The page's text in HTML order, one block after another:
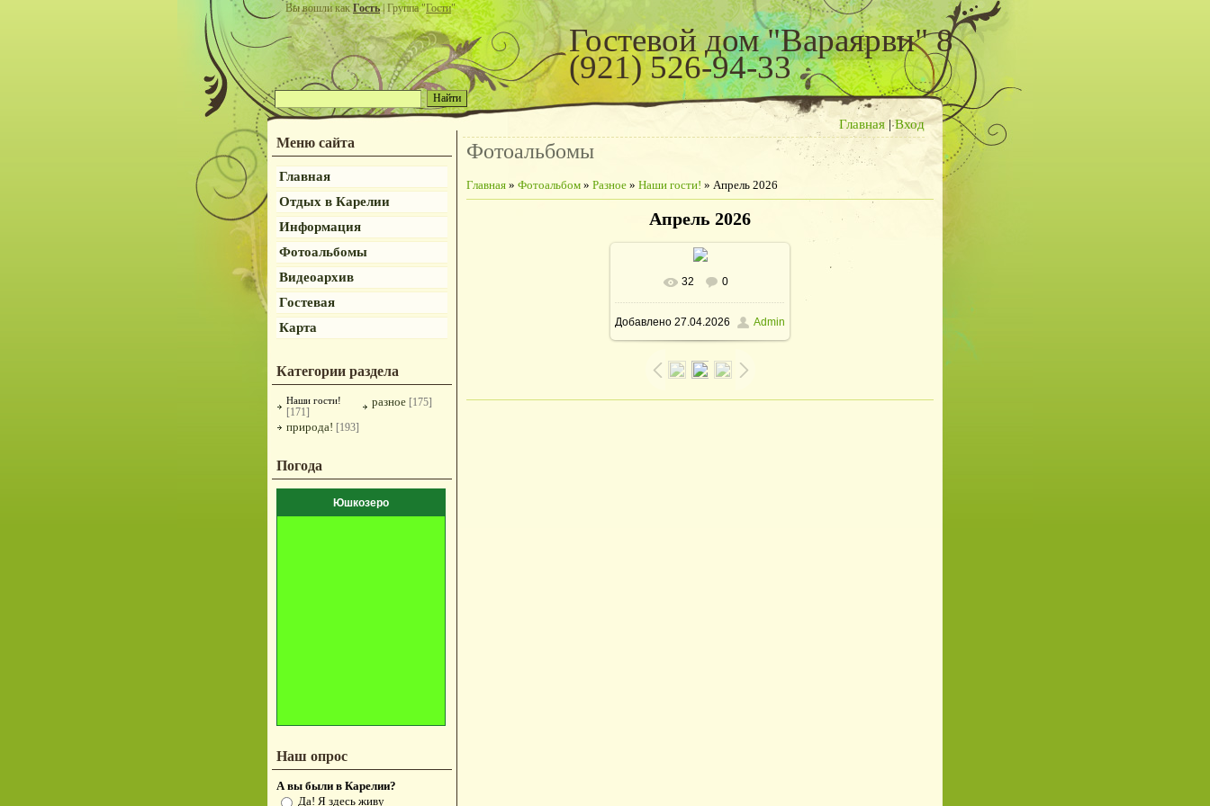
Вы вошли какГость| Группа "Гости"
Гостевой дом "Вараярви" 8
(921) 526-94-33
Главная |Вход
Меню сайта
Главная
Отдых в Карелии
Информация
Фотоальбомы
Видеоархив
Гостевая
Карта
Категории раздела
Наши гости!
[171]
разное [175]
природа! [193]
Погода
Юшкозеро
Наш опрос
А вы были в Карелии?
Да! Я здесь живу
Фотоальбомы
Главная » Фотоальбом » Разное » Наши гости! » Апрель 2026
Апрель 2026
В реальном размере
692x922/ 266.1Kb
32 0
Добавлено 27.04.2026 Admin